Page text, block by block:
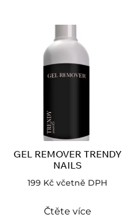
GEL REMOVER TRENDY
NAILS
199 Kč včetně DPH
Čtěte více